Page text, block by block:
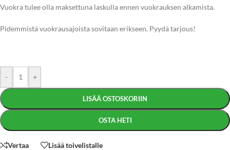
Vuokra tulee olla maksettuna laskulla ennen vuokrauksen alkamista.
Pidemmistä vuokrausajoista sovitaan erikseen. Pyydä tarjous!
- +
LISÄÄ OSTOSKORIIN
OSTA HETI
Vertaa Lisää toivelistalle